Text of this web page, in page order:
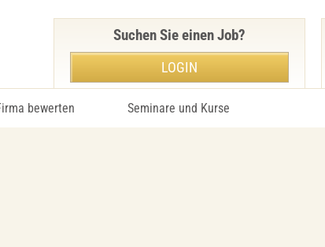
bewerten Seminare und Kurse
Suchen Sie einen Job?
LOGIN